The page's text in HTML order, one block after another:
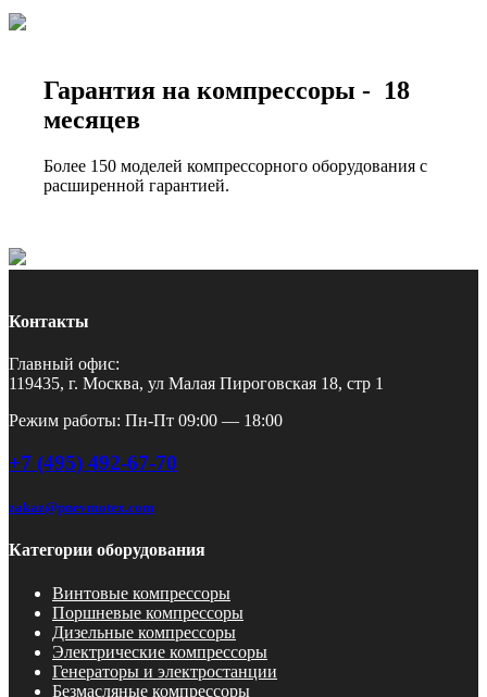
Гарантия на компрессоры - 18
месяцев
Более 150 моделей компрессорного оборудования с
расширенной гарантией.
Контакты
Главный офис:
119435, г. Москва, ул Малая Пироговская 18, стр 1
Режим работы: Пн-Пт 09:00 — 18:00
+7 (495) 492-67-70
zakaz@pnevmotex.com
Категории оборудования
Винтовые компрессоры
Поршневые компрессоры
Дизельные компрессоры
Электрические компрессоры
Генераторы и электростанции
Безмасляные компрессоры